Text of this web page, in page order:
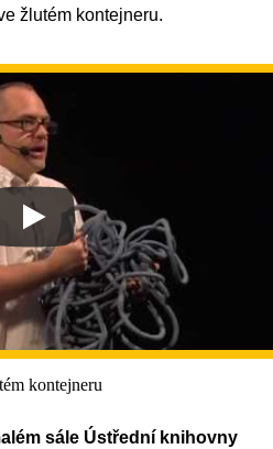
žlutém kontejneru.
kontejneru
sále Ústřední knihovny